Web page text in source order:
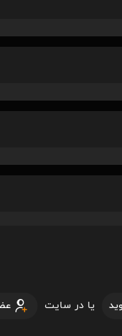
یا در سایت